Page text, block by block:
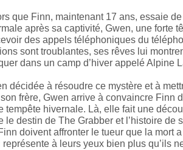
que Finn, maintenant 17 ans, essaie
après sa captivité, Gwen, une forte
des appels téléphoniques du
sont troublantes, ses rêves lui
dans un camp d’hiver appelé Alpine
décidée à résoudre ce mystère et à
frère, Gwen arrive à convaincre Finn
tempête hivernale. Là, elle fait une
le destin de The Grabber et l’histoire de
doivent affronter le tueur que la mort
représente à leurs yeux bien plus qu’ils